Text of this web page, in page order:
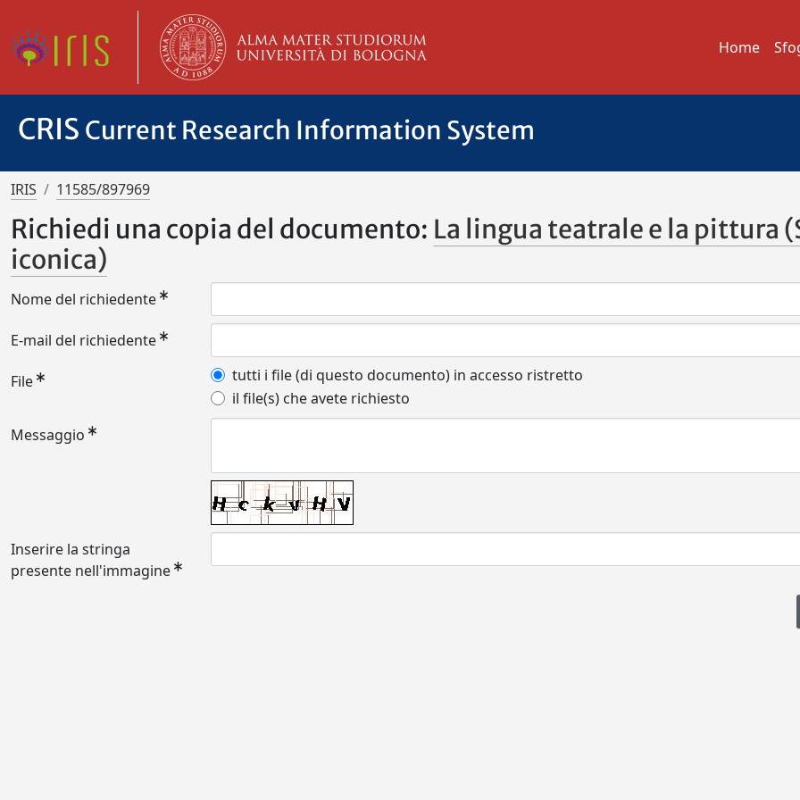
Home
CRIS Current Research Information System
IRIS 11585/897969
Richiedi una copia del documento: La lingua teatrale e la pittura
iconica)
Nome del richiedente
E-mail del richiedente
File
tutti i file (di questo documento) in accesso ristretto
il file(s) che avete richiesto
Messaggio
Inserire la stringa
presente nell'immagine